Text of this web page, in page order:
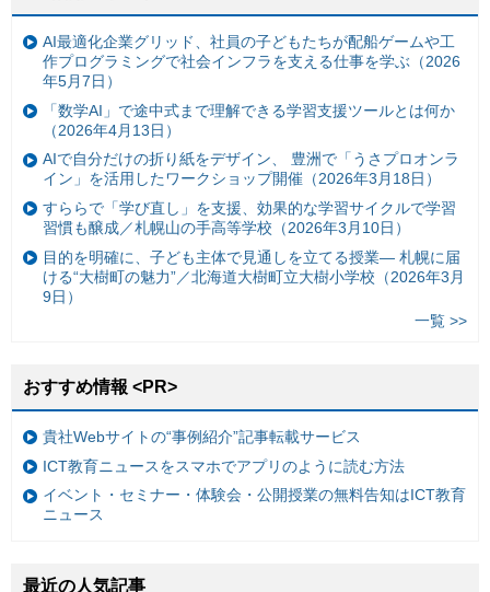
AI最適化企業グリッド、社員の子どもたちが配船ゲームや工
作プログラミングで社会インフラを支える仕事を学ぶ（2026
年5月7日）
「数学AI」で途中式まで理解できる学習支援ツールとは何か
（2026年4月13日）
AIで自分だけの折り紙をデザイン、 豊洲で「うさプロオンラ
イン」を活用したワークショップ開催（2026年3月18日）
すららで「学び直し」を支援、効果的な学習サイクルで学習
習慣も醸成／札幌山の手高等学校（2026年3月10日）
目的を明確に、子ども主体で見通しを立てる授業— 札幌に届
ける“大樹町の魅力”／北海道大樹町立大樹小学校（2026年3月
9日）
一覧 >>
おすすめ情報 <PR>
貴社Webサイトの“事例紹介”記事転載サービス
ICT教育ニュースをスマホでアプリのように読む方法
イベント・セミナー・体験会・公開授業の無料告知はICT教育
ニュース
最近の人気記事